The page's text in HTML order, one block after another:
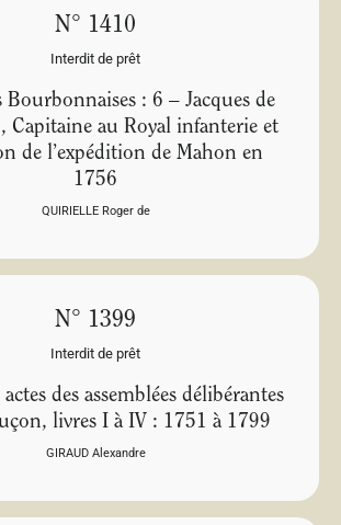
N° 1410
Interdit de prêt
Bourbonnaises : 6 – Jacques de
Capitaine au Royal infanterie et
de l’expédition de Mahon en
1756
QUIRIELLE Roger de
N° 1399
Interdit de prêt
des assemblées délibérantes
livres I à IV : 1751 à 1799
GIRAUD Alexandre